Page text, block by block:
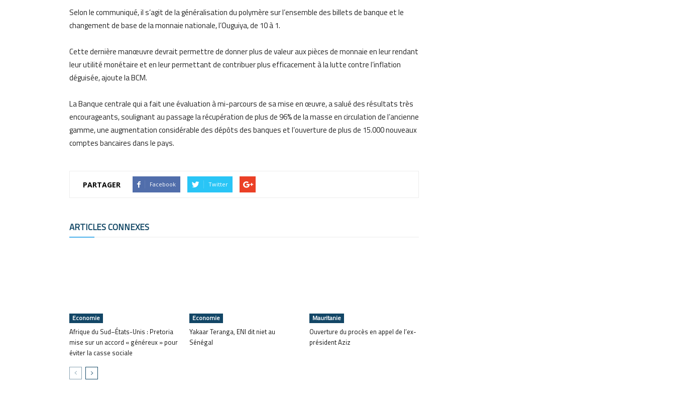
Selon le communiqué, il s’agit de la généralisation du polymère sur l’ensemble des billets de banque et le
changement de base de la monnaie nationale, l’Ouguiya, de 10 à 1.
Cette dernière manœuvre devrait permettre de donner plus de valeur aux pièces de monnaie en leur rendant
leur utilité monétaire et en leur permettant de contribuer plus efficacement à la lutte contre l’inflation
déguisée, ajoute la BCM.
La Banque centrale qui a fait une évaluation à mi-parcours de sa mise en œuvre, a salué des résultats très
encourageants, soulignant au passage la récupération de plus de 96% de la masse en circulation de l’ancienne
gamme, une augmentation considérable des dépôts des banques et l’ouverture de plus de 15.000 nouveaux
comptes bancaires dans le pays.
PARTAGER Facebook Twitter
ARTICLES CONNEXES
Economie
Afrique du Sud–États-Unis : Pretoria
mise sur un accord « généreux » pour
éviter la casse sociale
Economie
Yakaar Teranga, ENI dit niet au
Sénégal
Mauritanie
Ouverture du procès en appel de l’ex-
président Aziz